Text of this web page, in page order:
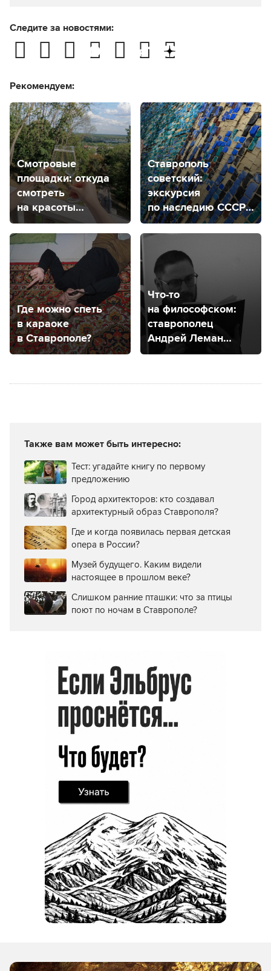
Следите за новостями:
Рекомендуем:
Смотровые
площадки: откуда
смотреть
на красоты
Ставрополя
Ставрополь
советский:
экскурсия
по наследию СССР
на фасадах и стенах
Где можно спеть
в караоке
в Ставрополе?
Что-то
на философском:
ставрополец
Андрей Леман
рассказал о своем
проекте
Также вам может быть интересно:
Тест: угадайте книгу по первому
предложению
Город архитекторов: кто создавал
архитектурный образ Ставрополя?
Где и когда появилась первая детская
опера в России?
Музей будущего. Каким видели
настоящее в прошлом веке?
Слишком ранние пташки: что за птицы
поют по ночам в Ставрополе?